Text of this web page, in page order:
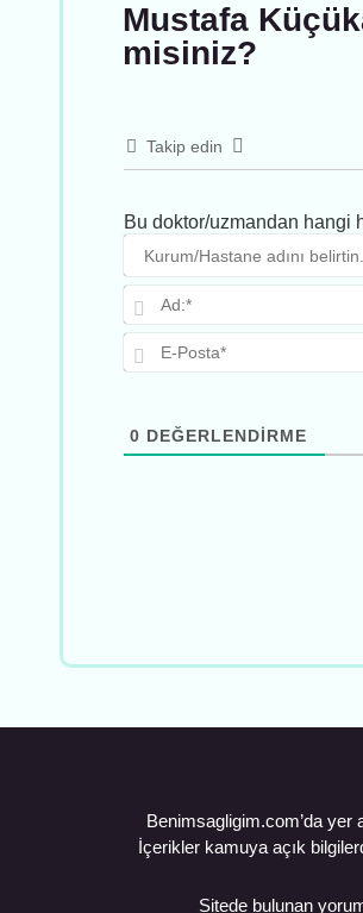
Mustafa
misiniz?
Takip edin
Bu doktor/uzmandan hangi
0 DEĞERLENDIRME
Benimsagligim.com’da yer
İçerikler kamuya açık
Sitede bulunan